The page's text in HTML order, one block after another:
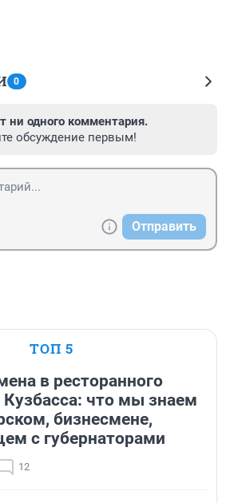
0
ни одного комментария.
обсуждение первым!
Отправить
ТОП 5
в ресторанного
Кузбасса: что мы знаем
бизнесмене,
с губернаторами
12